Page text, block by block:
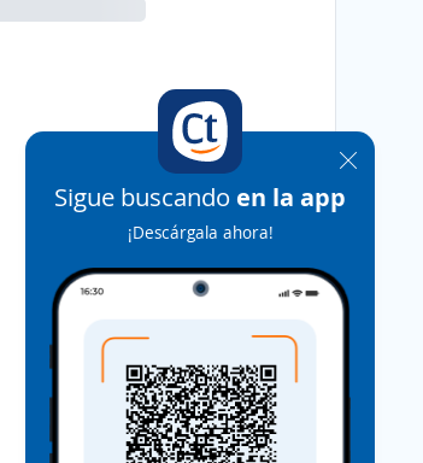
Sigue buscando en la app
¡Descárgala ahora!